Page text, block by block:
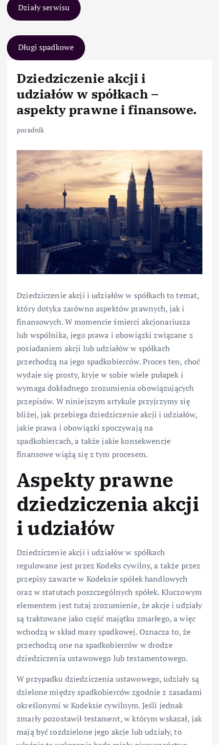
Działy serwisu
Długi spadkowe
Dziedziczenie akcji i
udziałów w spółkach –
aspekty prawne i finansowe.
poradnik
Dziedziczenie akcji i udziałów w spółkach to temat,
który dotyka zarówno aspektów prawnych, jak i
finansowych. W momencie śmierci akcjonariusza
lub wspólnika, jego prawa i obowiązki związane z
posiadaniem akcji lub udziałów w spółkach
przechodzą na jego spadkobierców. Proces ten, choć
wydaje się prosty, kryje w sobie wiele pułapek i
wymaga dokładnego zrozumienia obowiązujących
przepisów. W niniejszym artykule przyjrzymy się
bliżej, jak przebiega dziedziczenie akcji i udziałów,
jakie prawa i obowiązki spoczywają na
spadkobiercach, a także jakie konsekwencje
finansowe wiążą się z tym procesem.
Aspekty prawne
dziedziczenia akcji
i udziałów
Dziedziczenie akcji i udziałów w spółkach
regulowane jest przez Kodeks cywilny, a także przez
przepisy zawarte w Kodeksie spółek handlowych
oraz w statutach poszczególnych spółek. Kluczowym
elementem jest tutaj zrozumienie, że akcje i udziały
są traktowane jako część majątku zmarłego, a więc
wchodzą w skład masy spadkowej. Oznacza to, że
przechodzą one na spadkobierców w drodze
dziedziczenia ustawowego lub testamentowego.
W przypadku dziedziczenia ustawowego, udziały są
dzielone między spadkobierców zgodnie z zasadami
określonymi w Kodeksie cywilnym. Jeśli jednak
zmarły pozostawił testament, w którym wskazał, jak
mają być rozdzielone jego akcje lub udziały, to